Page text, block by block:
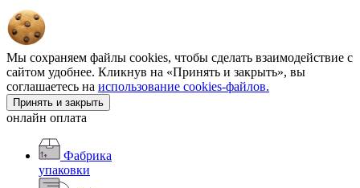
Мы сохраняем файлы cookies, чтобы сделать взаимодействие с
сайтом удобнее. Кликнув на «Принять и закрыть», вы
соглашаетесь на использование cookies-файлов.
Принять и закрыть
онлайн оплата
Фабрика
упаковки